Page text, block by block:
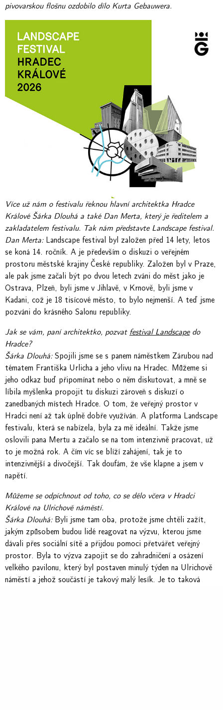
pivovarskou flošnu ozdobilo dílo Kurta Gebauwera.
Více už nám o festivalu řeknou hlavní architektka Hradce
Králové Šárka Dlouhá a také Dan Merta, který je ředitelem a
zakladatelem festivalu. Tak nám představte Landscape festival.
Dan Merta:Landscape festival byl založen před 14 lety, letos
se koná 14. ročník. A je především o diskuzi o veřejném
prostoru městské krajiny České republiky. Založen byl v Praze,
ale pak jsme začali být po dvou letech zváni do měst jako je
Ostrava, Plzeň, byli jsme v Jihlavě, v Krnově, byli jsme v
Kadani, což je 18 tisícové město, to bylo nejmenší. A teď jsme
pozváni do krásného Salonu republiky.
Jak se vám, paní architektko, pozvat festival Landscapedo
Hradce?
Šárka Dlouhá:Spojili jsme se s panem náměstkem Zárubou nad
tématem Františka Urlicha a jeho vlivu na Hradec. Můžeme si
jeho odkaz buď připomínat nebo o něm diskutovat, a mně se
líbila myšlenka propojit tu diskuzi zároveň s diskuzí o
zanedbaných místech Hradce. O tom, že veřejný prostor v
Hradci není až tak úplně dobře využíván. A platforma Landscape
festivalu, která se nabízela, byla za mě ideální. Takže jsme
oslovili pana Mertu a začalo se na tom intenzivně pracovat, už
to je možná rok. A čím víc se blíží zahájení, tak je to
intenzivnější a divočejší. Tak doufám, že vše klapne a jsem v
napětí.
Můžeme se odpíchnout od toho, co se dělo včera v Hradci
Králové na Ulrichově náměstí.
Šárka Dlouhá:Byli jsme tam oba, protože jsme chtěli zažít,
jakým způsobem budou lidé reagovat na výzvu, kterou jsme
dávali přes sociální sítě a přijdou pomoci přetvářet veřejný
prostor. Byla to výzva zapojit se do zahradničení a osázení
velkého pavilonu, který byl postaven minulý týden na Ulrichově
náměstí a jehož součástí je takový malý lesík. Je to taková